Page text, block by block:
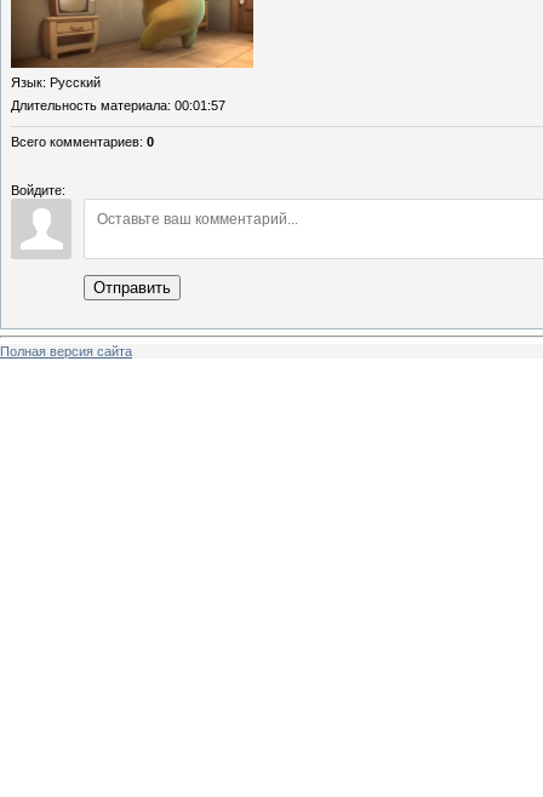
Язык: Русский
Длительность материала: 00:01:57
Всего комментариев: 0
Войдите:
Отправить
Полная версия сайта